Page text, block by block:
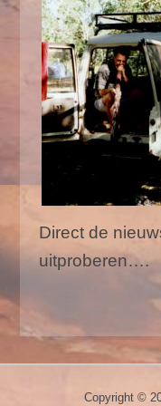
Direct de
uitproberen….
Copyright ©